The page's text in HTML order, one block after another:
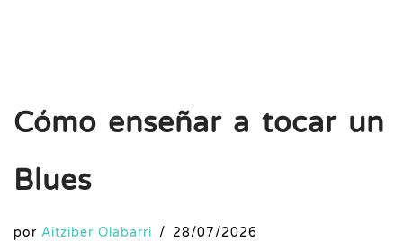
Cómo enseñar a tocar un
Blues
por Aitziber Olabarri 28/07/2026